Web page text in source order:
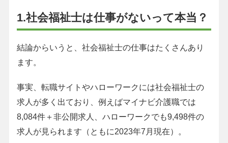
1.社会福祉士は仕事がないって本当？
結論からいうと、社会福祉士の仕事はたくさんあり
ます。
事実、転職サイトやハローワークには社会福祉士の
求人が多く出ており、例えばマイナビ介護職では
8,084件＋非公開求人、ハローワークでも9,498件の
求人が見られます（ともに2023年7月現在）。